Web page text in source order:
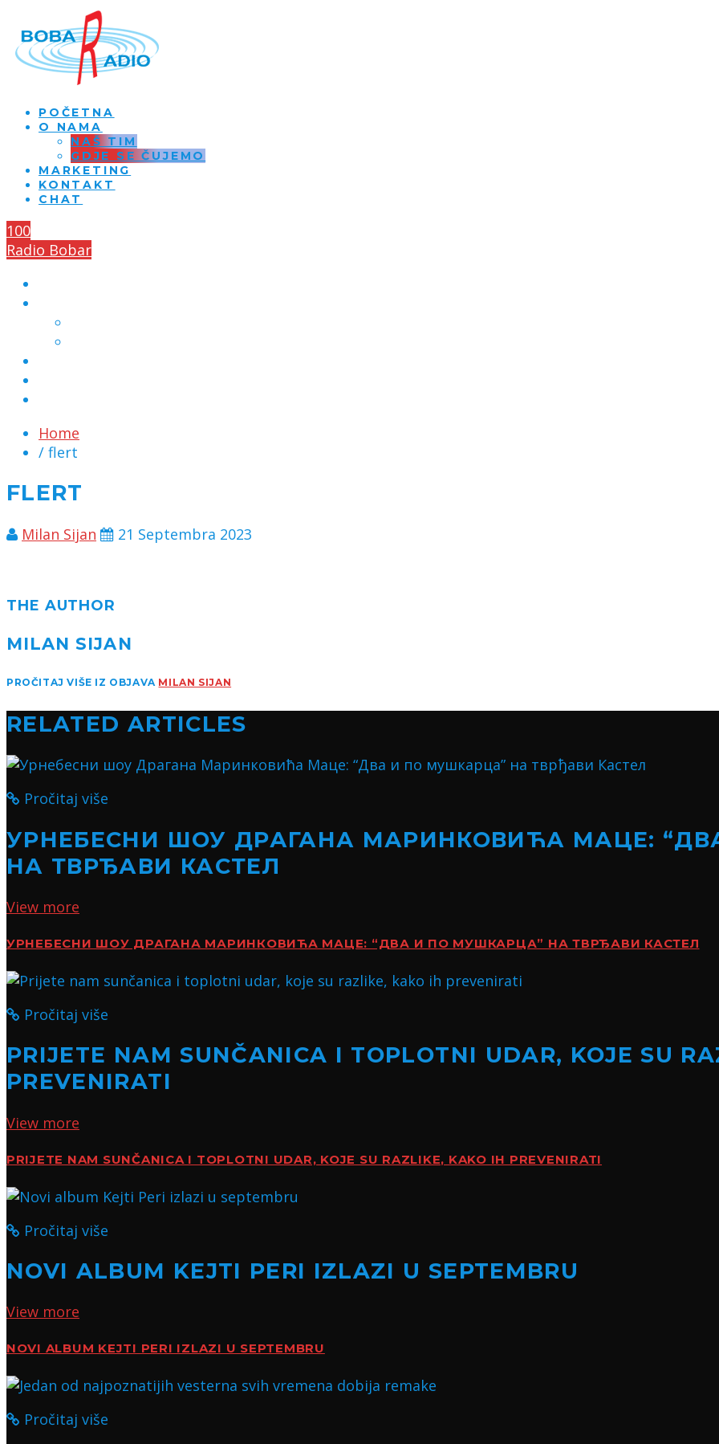
POČETNA
O NAMA
NAŠ TIM
GDJE SE ČUJEMO
MARKETING
KONTAKT
CHAT
100
Radio Bobar
Home
/ flert
FLERT
Milan Sijan 21 Septembra 2023
THE AUTHOR
MILAN SIJAN
PROČITAJ VIŠE IZ OBJAVA MILAN SIJAN
RELATED ARTICLES
Pročitaj više
УРНЕБЕСНИ ШОУ ДРАГАНА МАРИНКОВИЋА МАЦЕ:
НА ТВРЂАВИ КАСТЕЛ
View more
УРНЕБЕСНИ ШОУ ДРАГАНА МАРИНКОВИЋА МАЦЕ: “ДВА И ПО МУШКАРЦА” НА ТВРЂАВИ КАСТЕЛ
Pročitaj više
PRIJETE NAM SUNČANICA I TOPLOTNI UDAR, KOJE SU
PREVENIRATI
View more
PRIJETE NAM SUNČANICA I TOPLOTNI UDAR, KOJE SU RAZLIKE, KAKO IH PREVENIRATI
Pročitaj više
NOVI ALBUM KEJTI PERI IZLAZI U SEPTEMBRU
View more
NOVI ALBUM KEJTI PERI IZLAZI U SEPTEMBRU
Pročitaj više